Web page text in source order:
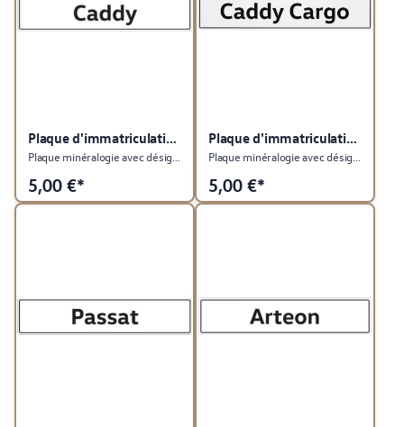
Plaque d'immatriculation du véhicule
Plaque minéralogie avec désignation du type Caddy
5,00 €*
Plaque d'immatriculation du véhicule
Plaque minéralogie avec désignation du type Caddy Cargo
5,00 €*